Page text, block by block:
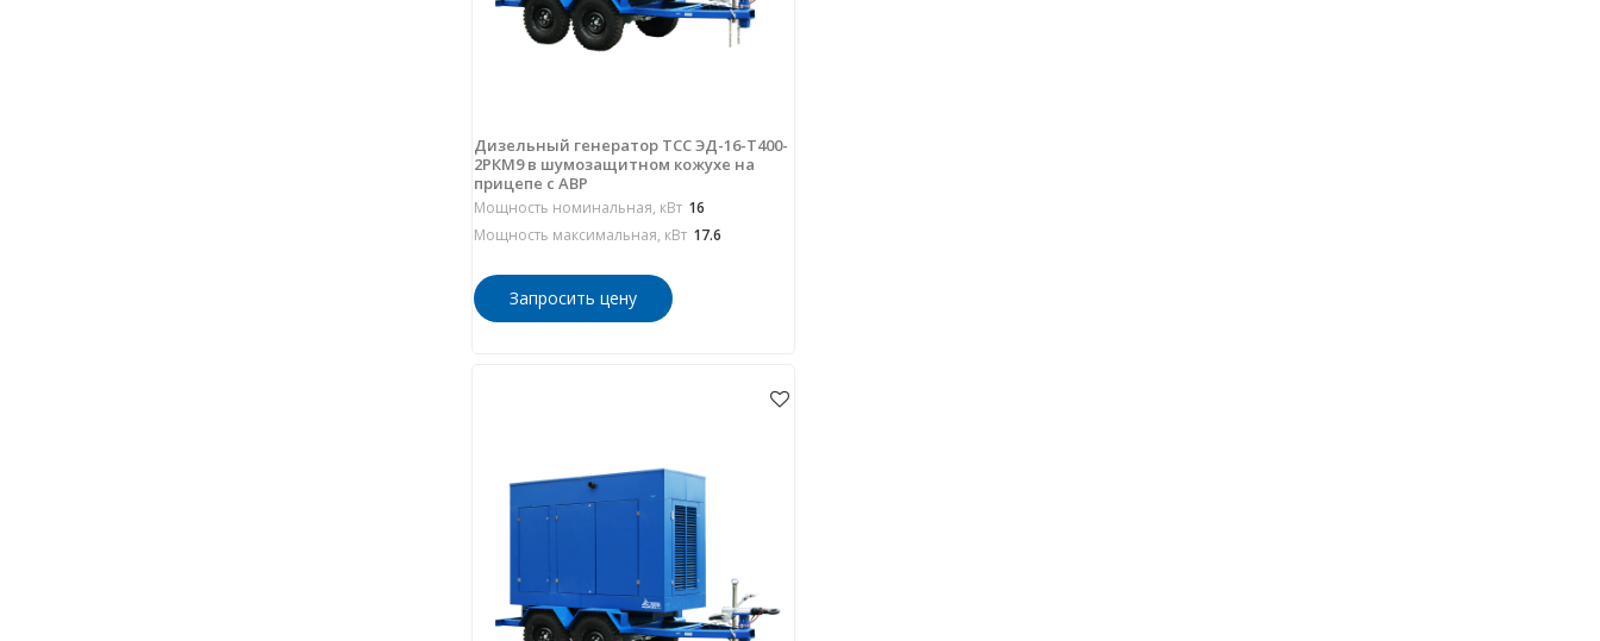
Дизельный генератор ТСС ЭД-16-Т400-
2РКМ9 в шумозащитном кожухе на
прицепе с АВР
Мощность номинальная, кВт 16
Мощность максимальная, кВт 17.6
Запросить цену